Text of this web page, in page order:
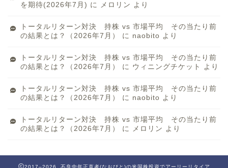
を期待(2026年7月) に メロリン より
トータルリターン対決 持株 vs 市場平均 その当たり前
の結果とは？（2026年7月）
に naobito より
トータルリターン対決 持株 vs 市場平均 その当たり前
の結果とは？（2026年7月）
に ウィニングチケット より
トータルリターン対決 持株 vs 市場平均 その当たり前
の結果とは？（2026年7月）
に naobito より
トータルリターン対決 持株 vs 市場平均 その当たり前
の結果とは？（2026年7月）
に メロリン より
2017–2026 不良中年正直者(なおびと)の米国株投資でアーリーリタイア